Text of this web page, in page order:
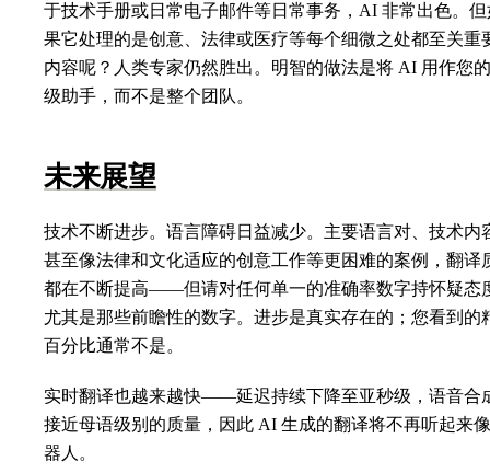
于技术手册或日常电子邮件等日常事务，AI 非常出色。但
果它处理的是创意、法律或医疗等每个细微之处都至关重
内容呢？人类专家仍然胜出。明智的做法是将 AI 用作您
级助手，而不是整个团队。
未来展望
技术不断进步。语言障碍日益减少。主要语言对、技术内
甚至像法律和文化适应的创意工作等更困难的案例，翻译
都在不断提高——但请对任何单一的准确率数字持怀疑态
尤其是那些前瞻性的数字。进步是真实存在的；您看到的
百分比通常不是。
实时翻译也越来越快——延迟持续下降至亚秒级，语音合
接近母语级别的质量，因此 AI 生成的翻译将不再听起来
器人。